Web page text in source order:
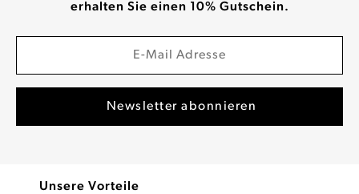
erhalten Sie einen 10% Gutschein.
Unsere Vorteile